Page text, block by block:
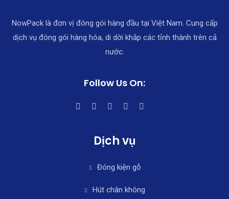
NowPack là đơn vị đóng gói hàng đầu tại Việt Nam. Cung cấp
dịch vụ đóng gói hàng hóa, di dời khắp các tỉnh thành trên cả
nước.
Follow Us On:
Dịch vụ
Đóng kiện gỗ
Hút chân không